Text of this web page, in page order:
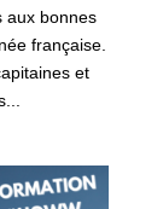
aux bonnes
française.
et